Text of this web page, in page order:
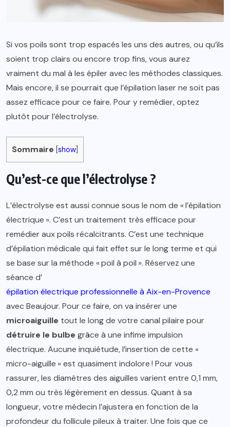
Si vos poils sont trop espacés les uns des autres, ou qu’ils
soient trop clairs ou encore trop fins, vous aurez
vraiment du mal à les épiler avec les méthodes classiques.
Mais encore, il se pourrait que l’épilation laser ne soit pas
assez efficace pour ce faire. Pour y remédier, optez
plutôt pour l’électrolyse.
Sommaire [show
Qu’est-ce que l’électrolyse ?
L’électrolyse est aussi connue sous le nom de « l’épilation
électrique ». C’est un traitement très efficace pour
remédier aux poils récalcitrants. C’est une technique
d’épilation médicale qui fait effet sur le long terme et qui
se base sur la méthode « poil à poil ». Réservez une
séance d’
épilation électrique professionnelle à Aix-en-Provence
avec Beaujour. Pour ce faire, on va insérer une
microaiguille tout le long de votre canal pilaire pour
détruire le bulbe grâce à une infime impulsion
électrique. Aucune inquiétude, l’insertion de cette «
micro-aiguille » est quasiment indolore ! Pour vous
rassurer, les diamètres des aiguilles varient entre 0,1 mm,
0,2 mm ou très légèrement en dessus. Quant à sa
longueur, votre médecin l’ajustera en fonction de la
profondeur du follicule pileux à traiter. Une fois que ce